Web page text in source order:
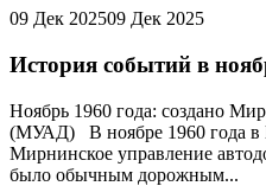
09 Дек 202509 Дек 2025
История событий в
Ноябрь 1960 года: создано
(МУАД) В ноябре 1960 года в
Мирнинское управление
было обычным дорожным...